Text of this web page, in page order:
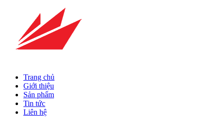
Trang chủ
Giới thiệu
Sản phẩm
Tin tức
Liên hệ